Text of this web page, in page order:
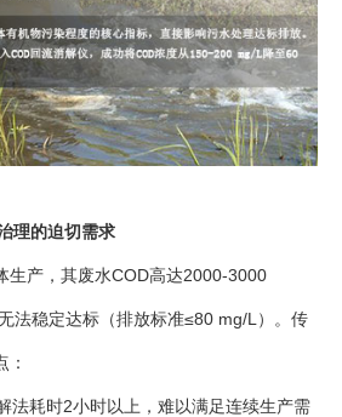
理的迫切需求
生产，其废水COD高达2000-3000
法稳定达标（排放标准≤80 mg/L）。传
法耗时2小时以上，难以满足连续生产需